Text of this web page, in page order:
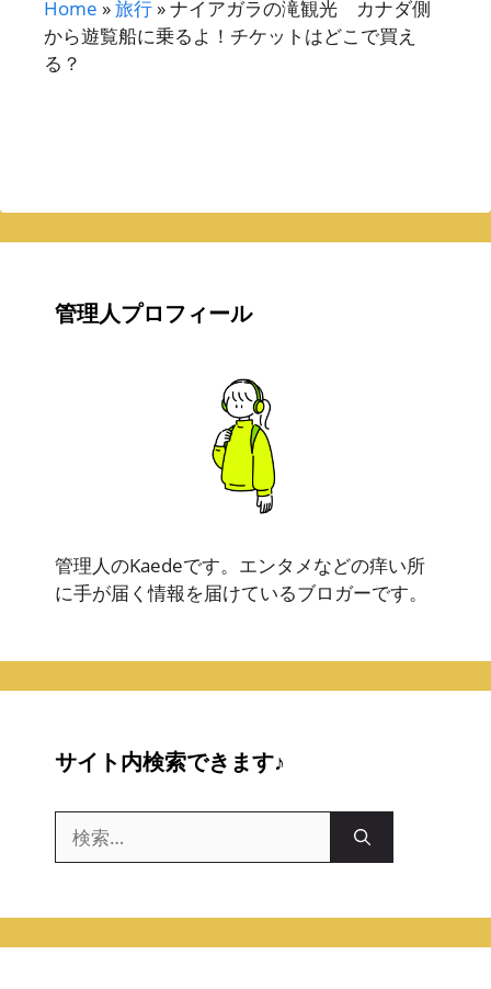
Home »旅行 »ナイアガラの滝観光 カナダ側
から遊覧船に乗るよ！チケットはどこで買え
る？
管理人プロフィール
管理人のKaedeです。エンタメなどの痒い所
に手が届く情報を届けているブロガーです。
サイト内検索できます♪
索: